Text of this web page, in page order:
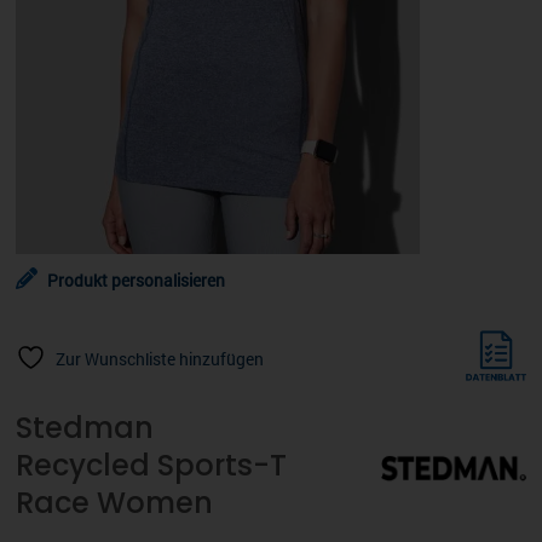
Produkt personalisieren
Zur Wunschliste hinzufügen
Stedman
Recycled Sports-T
Race Women